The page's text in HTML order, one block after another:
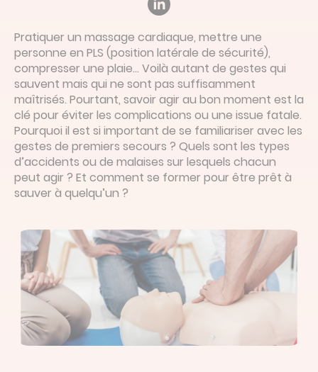
Pratiquer un massage cardiaque, mettre une
personne en PLS (position latérale de sécurité),
compresser une plaie… Voilà autant de gestes qui
sauvent mais qui ne sont pas suffisamment
maîtrisés. Pourtant, savoir agir au bon moment est la
clé pour éviter les complications ou une issue fatale.
Pourquoi il est si important de se familiariser avec les
gestes de premiers secours ? Quels sont les types
d’accidents ou de malaises sur lesquels chacun
peut agir ? Et comment se former pour être prêt à
sauver à quelqu’un ?